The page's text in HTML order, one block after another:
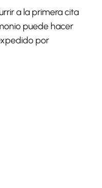
a la primera cita
puede hacer
por